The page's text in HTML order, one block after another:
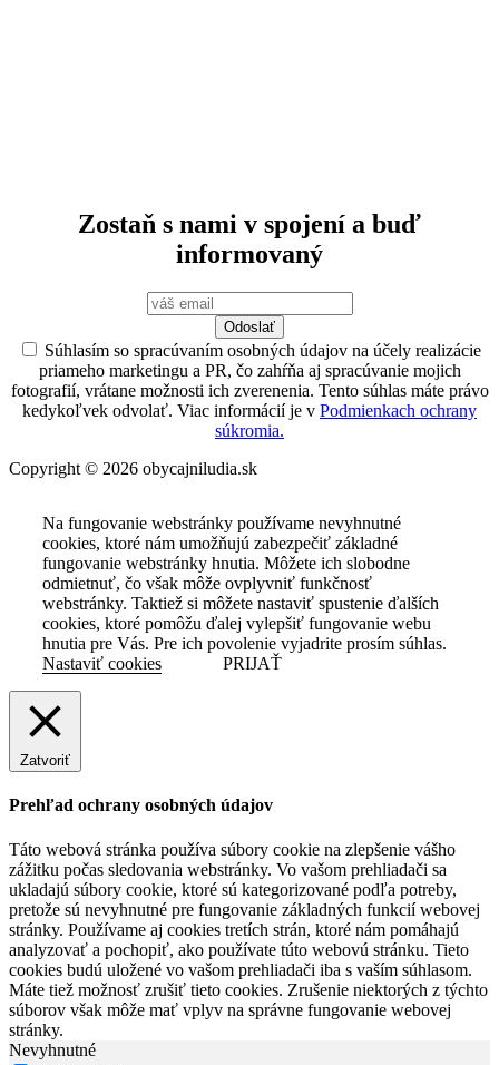
Zostaň s nami v spojení a buď
informovaný
Odoslať
Súhlasím so spracúvaním osobných údajov na účely realizácie
priameho marketingu a PR, čo zahŕňa aj spracúvanie mojich
fotografií, vrátane možnosti ich zverenenia. Tento súhlas máte právo
kedykoľvek odvolať. Viac informácií je v Podmienkach ochrany
súkromia.
Copyright © 2026 obycajniludia.sk
Na fungovanie webstránky používame nevyhnutné
cookies, ktoré nám umožňujú zabezpečiť základné
fungovanie webstránky hnutia. Môžete ich slobodne
odmietnuť, čo však môže ovplyvniť funkčnosť
webstránky. Taktiež si môžete nastaviť spustenie ďalších
cookies, ktoré pomôžu ďalej vylepšiť fungovanie webu
hnutia pre Vás. Pre ich povolenie vyjadrite prosím súhlas.
Nastaviť cookies
PRIJAŤ
Zatvoriť
Prehľad ochrany osobných údajov
Táto webová stránka používa súbory cookie na zlepšenie vášho
zážitku počas sledovania webstránky. Vo vašom prehliadači sa
ukladajú súbory cookie, ktoré sú kategorizované podľa potreby,
pretože sú nevyhnutné pre fungovanie základných funkcií webovej
stránky. Používame aj cookies tretích strán, ktoré nám pomáhajú
analyzovať a pochopiť, ako používate túto webovú stránku. Tieto
cookies budú uložené vo vašom prehliadači iba s vaším súhlasom.
Máte tiež možnosť zrušiť tieto cookies. Zrušenie niektorých z týchto
súborov však môže mať vplyv na správne fungovanie webovej
stránky.
Nevyhnutné